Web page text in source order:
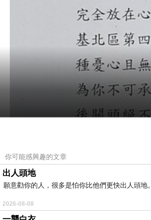
你可能感興趣的文章
出人頭地
願意勸你的人，很多是怕你比他們更快出人頭地。
2026-08-08